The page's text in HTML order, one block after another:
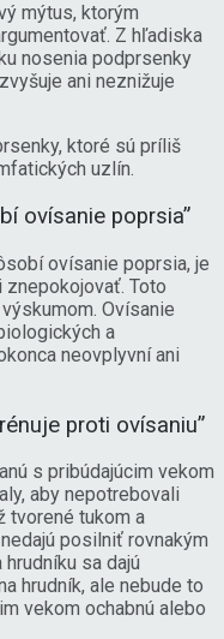
mýtus, ktorým
Z hľadiska
nosenia podprsenky
ani neznižuje
ktoré sú príliš
uzlín.
ovísanie poprsia”
ovísanie poprsia, je
Toto
Ovísanie
a
neovplyvní ani
proti ovísaniu”
s pribúdajúcim vekom
aby nepotrebovali
tvorené tukom a
posilniť rovnakým
sa dajú
hrudník, ale nebude to
vekom ochabnú alebo